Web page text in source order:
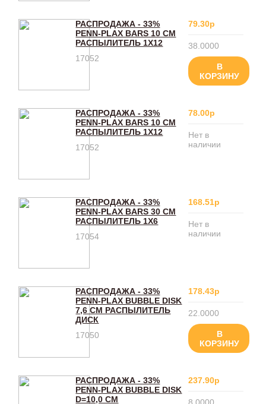
РАСПРОДАЖА - 33%
PENN-PLAX BARS 10 СМ
РАСПЫЛИТЕЛЬ 1Х12
17052
79.30р
38.0000
В
КОРЗИНУ
РАСПРОДАЖА - 33%
PENN-PLAX BARS 10 СМ
РАСПЫЛИТЕЛЬ 1Х12
17052
78.00р
Нет в
наличии
РАСПРОДАЖА - 33%
PENN-PLAX BARS 30 СМ
РАСПЫЛИТЕЛЬ 1Х6
17054
168.51р
Нет в
наличии
РАСПРОДАЖА - 33%
PENN-PLAX BUBBLE DISK
7,6 СМ РАСПЫЛИТЕЛЬ
ДИСК
17050
178.43р
22.0000
В
КОРЗИНУ
РАСПРОДАЖА - 33%
PENN-PLAX BUBBLE DISK
D=10,0 СМ
237.90р